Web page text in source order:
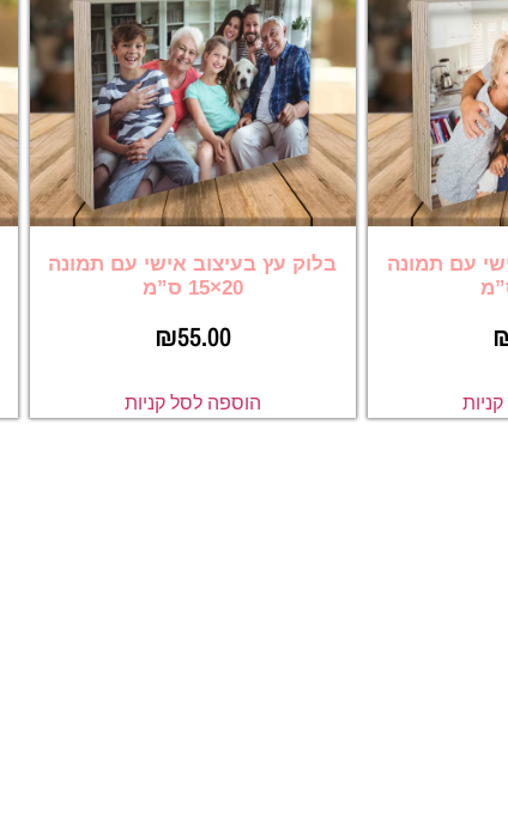
עם תמונה
בלוק עץ בעיצוב אישי עם תמונה
20×15 ס”מ
₪55.00
הוספה לסל קניות